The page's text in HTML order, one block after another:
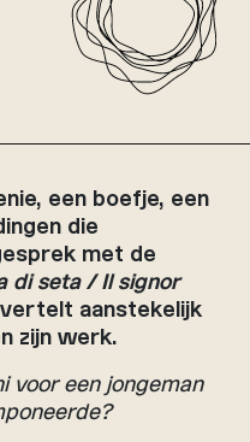
een boefje, een
die
met de
di seta / Il signor
aanstekelijk
zijn werk.
voor een jongeman
?